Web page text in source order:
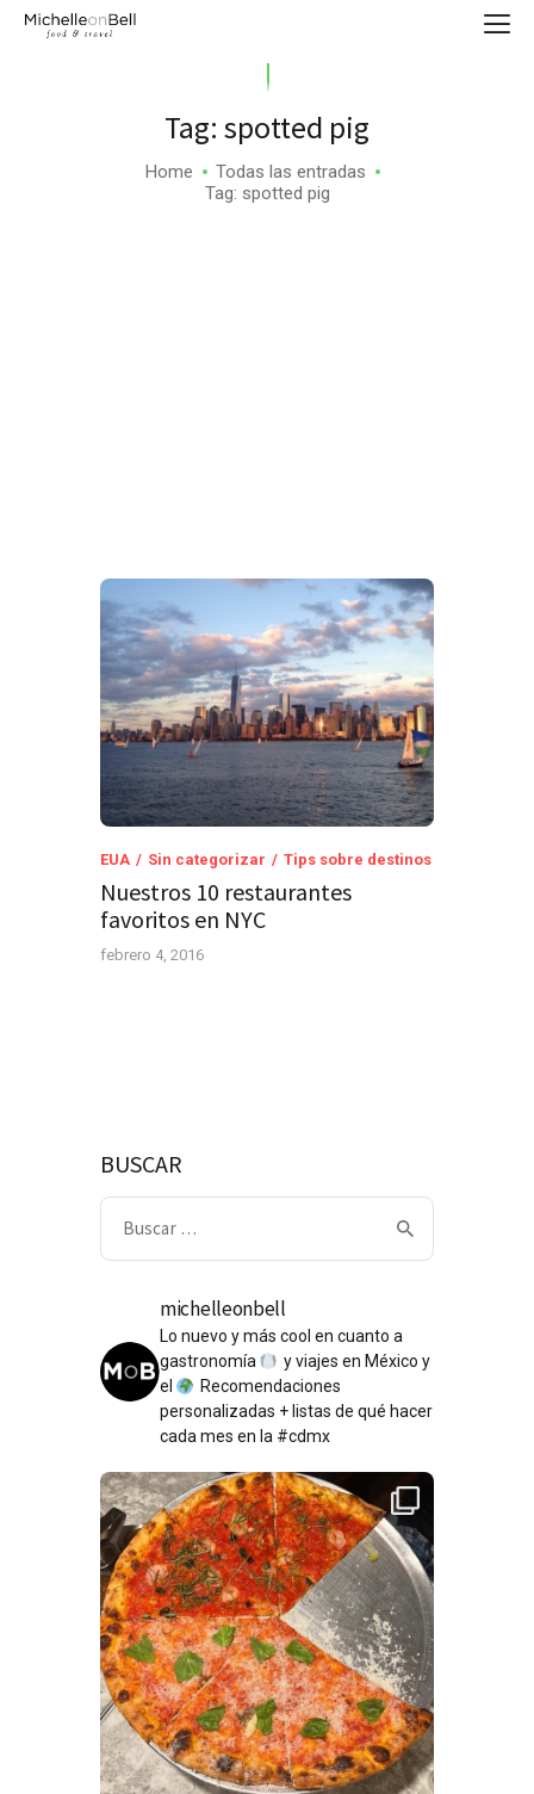
Tag: spotted pig
Home
Todas las entradas
Tag: spotted pig
EUA Sin categorizar Tips sobre destinos
Nuestros 10 restaurantes
favoritos en NYC
febrero 4, 2016
BUSCAR
Buscar:
michelleonbell
Lo nuevo y más cool en cuanto a
gastronomía
y viajes en México y
el
Recomendaciones
personalizadas + listas de qué hacer
cada mes en la #cdmx